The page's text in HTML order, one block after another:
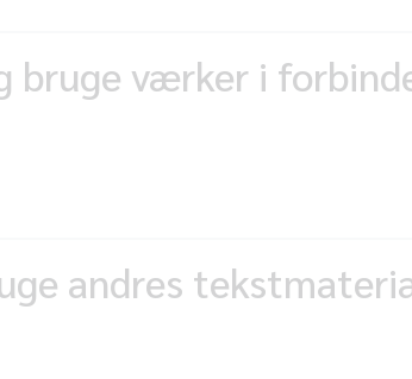
bruge værker i
andres